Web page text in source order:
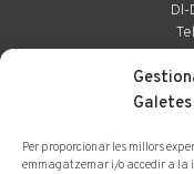
Galetes
Per proporcionar les millors
emmagatzemar i/o accedir a la
Dl-
Galeria
Espai d'Art